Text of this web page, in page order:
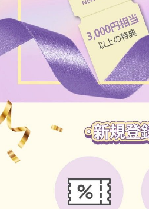
チョコ
グレー
ブラッ
ヘーゼル
グリーン
ピンク
乱視用
ケア用品
EYEしてる